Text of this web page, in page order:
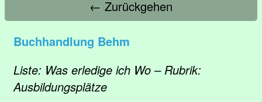
← Zurückgehen
Buchhandlung Behm
Liste: Was erledige ich Wo – Rubrik:
Ausbildungsplätze